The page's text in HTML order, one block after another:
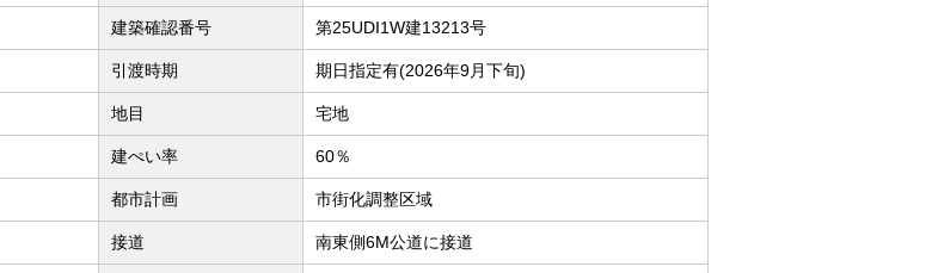
建築確認番号 第25UDI1W建13213号
引渡時期 期日指定有(2026年9月下旬)
地目 宅地
建ぺい率 60％
都市計画 市街化調整区域
接道 南東側6M公道に接道